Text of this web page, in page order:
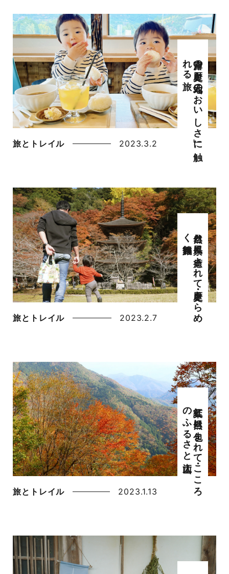
宮津の
歴史と
地元の
「お
い
し
さ
」に
触
れ
る
旅
旅とトレイル 2023.3.2
自然と
風景に
癒さ
れ
て
・歴史き
ら
め
く
舞鶴旅
旅とトレイル 2023.2.7
紅葉と
自然に
包ま
れ
て
・こ
こ
ろ
の
ふ
る
さ
と
大江山
旅とトレイル 2023.1.13